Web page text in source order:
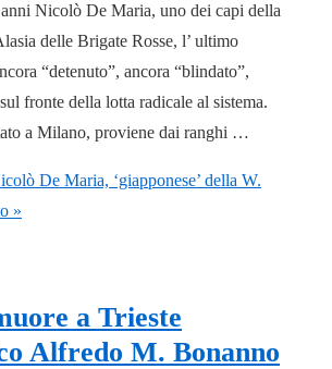
Nicolò De Maria, uno dei capi della
delle Brigate Rosse, l’ ultimo
“detenuto”, ancora “blindato”,
fronte della lotta radicale al sistema.
a Milano, proviene dai ranghi …
De Maria, ‘giapponese’ della W.
»
a Trieste
Alfredo M. Bonanno